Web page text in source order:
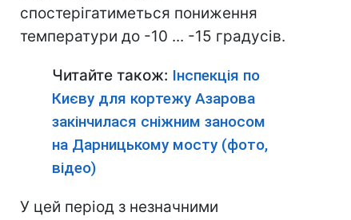
спостерігатиметься пониження
температури до -10 ... -15 градусів.
Читайте також: Інспекція по
Києву для кортежу Азарова
закінчилася сніжним заносом
на Дарницькому мосту (фото,
відео)
У цей період з незначними